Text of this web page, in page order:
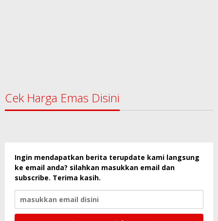
Cek Harga Emas Disini
Ingin mendapatkan berita terupdate kami langsung
ke email anda? silahkan masukkan email dan
subscribe. Terima kasih.